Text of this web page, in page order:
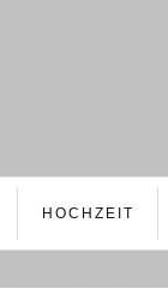
HOCHZEIT